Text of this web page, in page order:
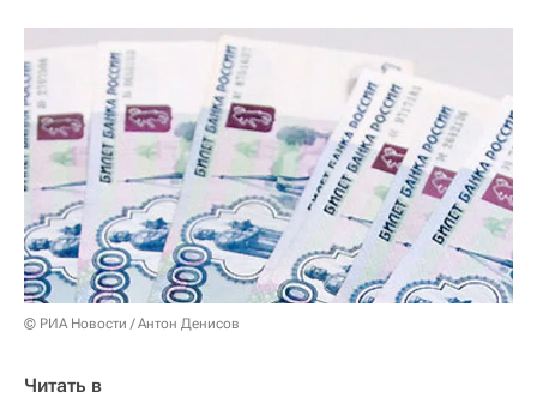
© РИА Новости / Антон Денисов
Читать в